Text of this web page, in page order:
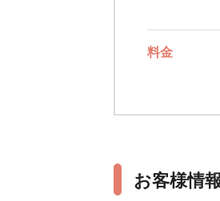
料金
お客様情